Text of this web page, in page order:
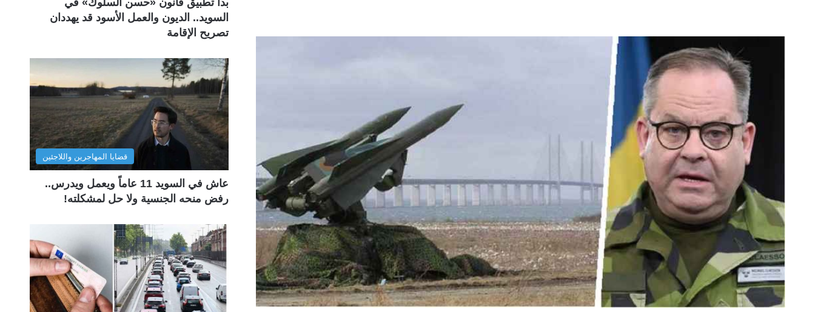
السويد.. الديون والعمل الأسود قد يهددان
تصريح الإقامة
قضايا المهاجرين واللاجئين
عاش في السويد 11 عاماً ويعمل ويدرس..
رفض منحه الجنسية ولا حل لمشكلته!